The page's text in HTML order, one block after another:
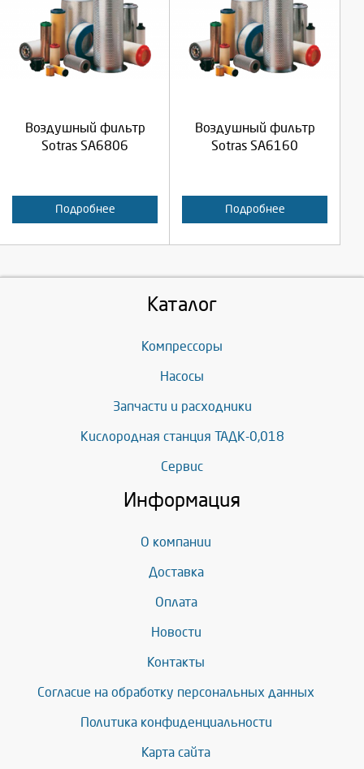
Воздушный фильтр
Sotras SA6806
Подробнее
Выберите количество:
Отмена
Воздушный фильтр
Sotras SA6160
Подробнее
Выберите количество:
Отмена
Каталог
Компрессоры
Насосы
Запчасти и расходники
Кислородная станция ТАДК-0,018
Сервис
Информация
О компании
Доставка
Оплата
Новости
Контакты
Согласие на обработку персональных данных
Политика конфиденциальности
Карта сайта